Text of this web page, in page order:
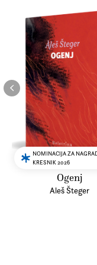
Lirikonfest in
Gradec.
Več o avtorju
NOMINACIJA ZA
KRESNIK 2026
Ogenj
Aleš Šteger